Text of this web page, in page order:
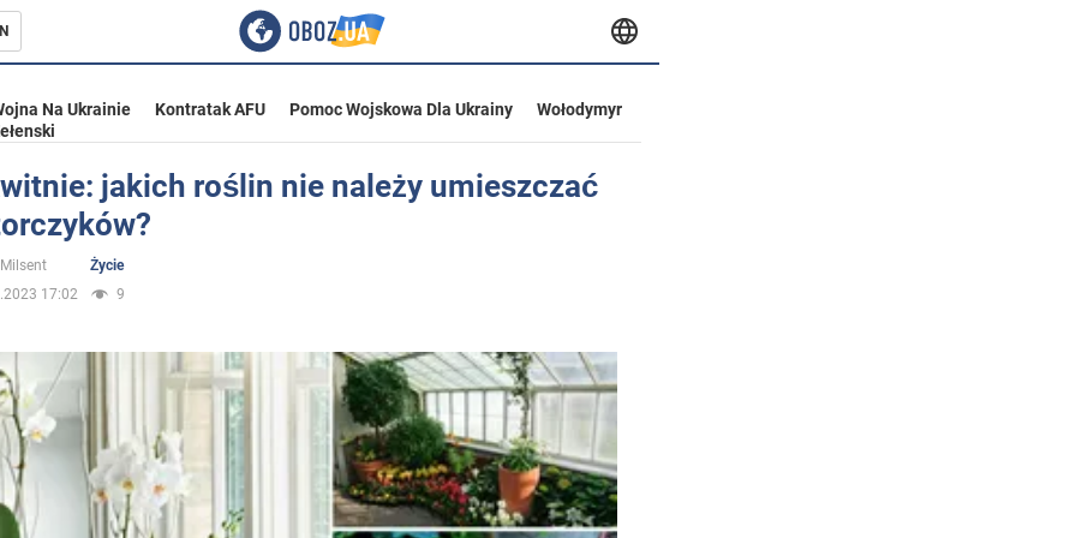
Ukrainie
Na Ukrainie Kontratak AFU Pomoc Wojskowa Dla Ukrainy
Wołodymyr
jakich roślin nie należy umieszczać
Życie
17:02
9